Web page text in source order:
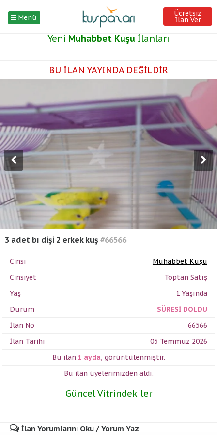
Menü Ücretsiz
İlan Ver
Yeni Muhabbet Kuşu İlanları
BU İLAN YAYINDA DEĞİLDİR
3 adet bı dişi 2 erkek kuş #66566
Cinsi
Muhabbet Kuşu
Cinsiyet
Toptan Satış
Yaş
1 Yaşında
Durum
SÜRESİ DOLDU
İlan No
66566
İlan Tarihi
05 Temmuz 2026
Bu ilan 1 ayda, görüntülenmiştir.
Bu ilan üyelerimizden aldı.
Güncel Vitrindekiler
İlan Yorumlarını Oku / Yorum Yaz